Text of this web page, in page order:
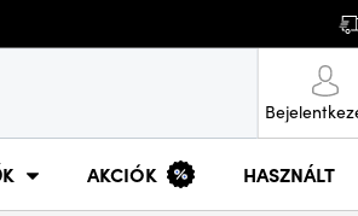
AKCIÓK HASZNÁLT